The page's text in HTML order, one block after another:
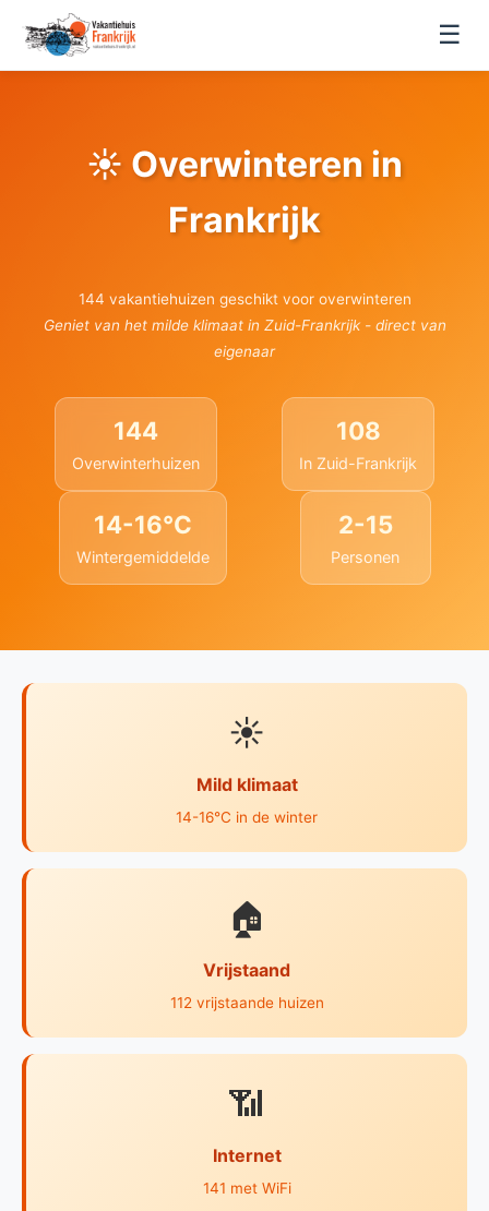
☰
☀️ Overwinteren in
Frankrijk
144 vakantiehuizen geschikt voor overwinteren
Geniet van het milde klimaat in Zuid-Frankrijk - direct van
eigenaar
144
Overwinterhuizen
108
In Zuid-Frankrijk
14-16°C
Wintergemiddelde
2-15
Personen
☀️
Mild klimaat
14-16°C in de winter
🏠
Vrijstaand
112 vrijstaande huizen
📶
Internet
141 met WiFi